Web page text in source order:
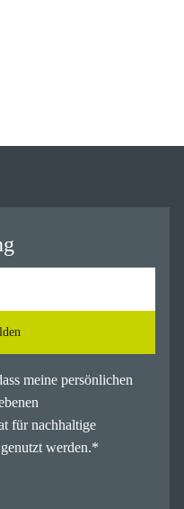
meine persönlichen
für nachhaltige
werden.*